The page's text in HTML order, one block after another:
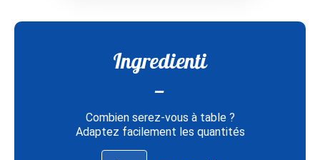
Ingredienti
Combien serez-vous à table ?
Adaptez facilement les quantités
Adapter